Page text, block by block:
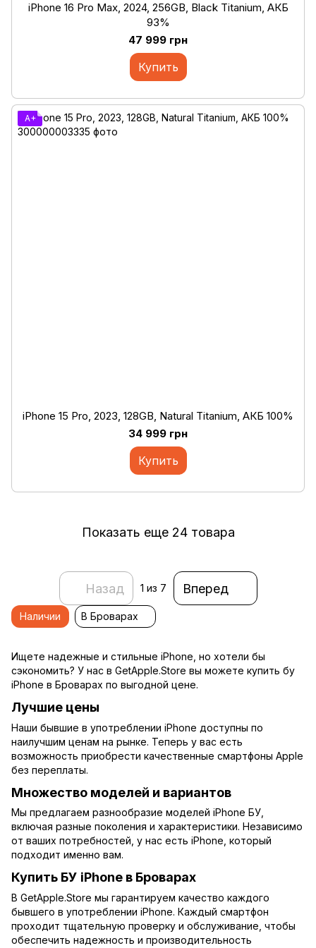
iPhone 16 Pro Max, 2024, 256GB, Black Titanium, АКБ
93%
47 999 грн
Купить
A+
iPhone 15 Pro, 2023, 128GB, Natural Titanium, АКБ 100%
34 999 грн
Купить
Показать еще 24 товара
Назад 1 из 7 Вперед
Ищете надежные и стильные iPhone, но хотели бы
сэкономить? У нас в GetApple.Store вы можете купить бу
iPhone в Броварах по выгодной цене.
Лучшие цены
Наши бывшие в употреблении iPhone доступны по
наилучшим ценам на рынке. Теперь у вас есть
возможность приобрести качественные смартфоны Apple
без переплаты.
Множество моделей и вариантов
Мы предлагаем разнообразие моделей iPhone БУ,
включая разные поколения и характеристики. Независимо
от ваших потребностей, у нас есть iPhone, который
подходит именно вам.
Купить БУ iPhone в Броварах
В GetApple.Store мы гарантируем качество каждого
бывшего в употреблении iPhone. Каждый смартфон
проходит тщательную проверку и обслуживание, чтобы
обеспечить надежность и производительность
Наличии В Броварах